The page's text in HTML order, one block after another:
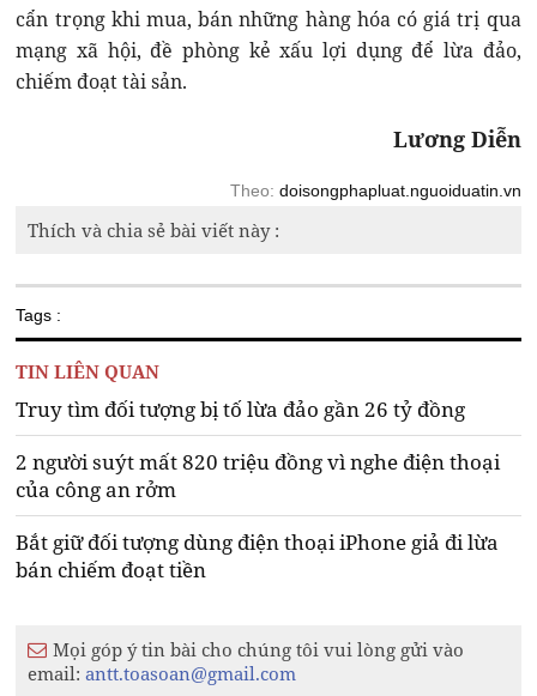
cẩn trọng khi mua, bán những hàng hóa có giá trị qua
mạng xã hội, đề phòng kẻ xấu lợi dụng để lừa đảo,
chiếm đoạt tài sản.
Lương Diễn
Theo: doisongphapluat.nguoiduatin.vn
Thích và chia sẻ bài viết này :
Tags :
TIN LIÊN QUAN
Truy tìm đối tượng bị tố lừa đảo gần 26 tỷ đồng
2 người suýt mất 820 triệu đồng vì nghe điện thoại
của công an rởm
Bắt giữ đối tượng dùng điện thoại iPhone giả đi lừa
bán chiếm đoạt tiền
Mọi góp ý tin bài cho chúng tôi vui lòng gửi vào
email:antt.toasoan@gmail.com